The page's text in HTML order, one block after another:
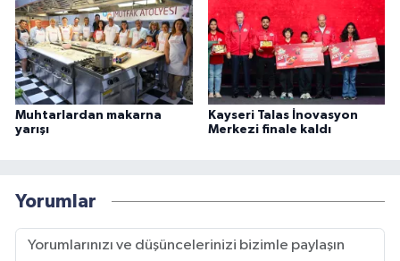
Muhtarlardan makarna
yarışı
Kayseri Talas İnovasyon
Merkezi finale kaldı
Yorumlar